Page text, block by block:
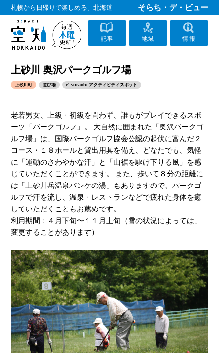
札幌から日帰りで楽しめる、北海道 そらち・デ・ビュー
記事 地域 情報
上砂川 奥沢パークゴルフ場
上砂川町 遊び場 e' sorachi アクティビティスポット
老若男女、上級・初級を問わず、誰もがプレイできるスポ
ーツ「パークゴルフ」。 大自然に囲まれた「奥沢パークゴ
ルフ場」は、国際パークゴルフ協会公認の起伏に富んだ２
コース・１８ホールと貸出用具を備え、どなたでも、気軽
に「運動のさわやかな汗」と「山裾を駆け下りる風」を感
じていただくことができます。 また、歩いて８分の距離に
は「上砂川岳温泉パンケの湯」もありますので、パークゴ
ルフで汗を流し、温泉・レストランなどで疲れた身体を癒
していただくこともお薦めです。
利用期間：４月下旬〜１１月上旬（雪の状況によっては、
変更することがあります）